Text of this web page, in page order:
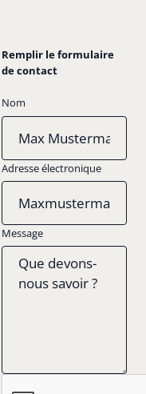
Remplir le formulaire
de contact
Nom
Adresse électronique
Message